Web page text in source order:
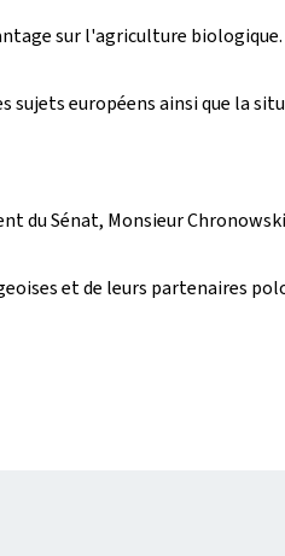
sur l'agriculture biologique.
sujets européens ainsi que la
du Sénat, Monsieur
et de leurs partenaires